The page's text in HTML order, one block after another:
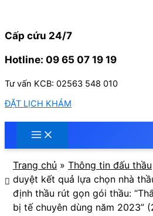
nội
Cấp cứu 24/7
Hotline: 09 65 07 19 19
Tư vấn KCB: 02563 548 010
ĐẶT LỊCH KHÁM
Trang chủ » Thông tin đấu thầu
duyệt kết quả lựa chọn nhà
định thầu rút gọn gói thầu:
bị tế chuyên dùng năm 2023”